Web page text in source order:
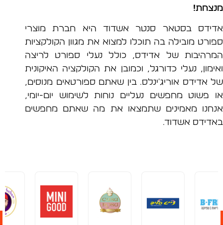
בסטאר סנטר אשדוד היא חברת מוצרי
מובילה בה תוכלו למצוא את מגוון הקולקציות
של אדידס, כולל נעלי ספורט לריצה
נעלי כדורגל, וכמובן את הקולקציה האיקונית
אוריג'ינלס. בין שאתם ספורטאים מנוסים,
מחפשים נעליים נוחות לשימוש יום-יומי,
מאמינים שתמצאו את מה שאתם מחפשים
אשדוד.